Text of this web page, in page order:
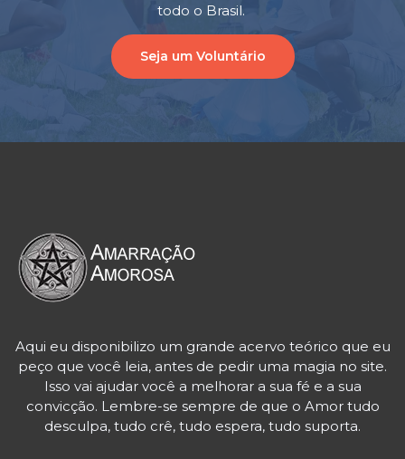
todo o Brasil.
Seja um Voluntário
Aqui eu disponibilizo um grande acervo teórico que eu
peço que você leia, antes de pedir uma magia no site.
Isso vai ajudar você a melhorar a sua fé e a sua
convicção. Lembre-se sempre de que o Amor tudo
desculpa, tudo crê, tudo espera, tudo suporta.